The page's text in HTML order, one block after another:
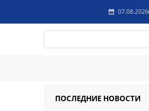
07.08.2026
ПОСЛЕДНИЕ НОВОСТИ